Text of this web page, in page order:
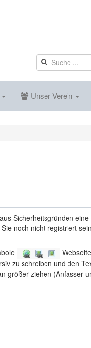
Unser Verein
Sicherheitsgründen eine
noch nicht registriert
zu schreiben und den
größer ziehen (Anfasser